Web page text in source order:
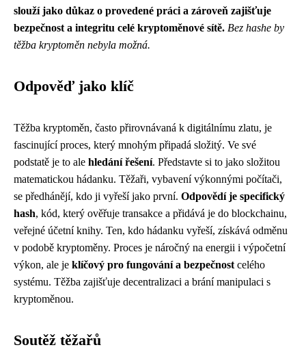
slouží jako důkaz o provedené práci a zároveň zajišťuje
bezpečnost a integritu celé kryptoměnové sítě. Bez hashe by
těžba kryptoměn nebyla možná.
Odpověď jako klíč
Těžba kryptoměn, často přirovnávaná k digitálnímu zlatu, je
fascinující proces, který mnohým připadá složitý. Ve své
podstatě je to ale hledání řešení. Představte si to jako složitou
matematickou hádanku. Těžaři, vybavení výkonnými počítači,
se předhánějí, kdo ji vyřeší jako první. Odpovědí je specifický
hash, kód, který ověřuje transakce a přidává je do blockchainu,
veřejné účetní knihy. Ten, kdo hádanku vyřeší, získává odměnu
v podobě kryptoměny. Proces je náročný na energii i výpočetní
výkon, ale je klíčový pro fungování a bezpečnost celého
systému. Těžba zajišťuje decentralizaci a brání manipulaci s
kryptoměnou.
Soutěž těžařů